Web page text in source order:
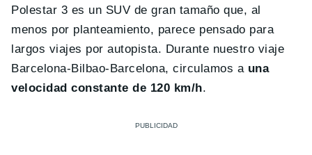
Polestar 3 es un SUV de gran tamaño que, al
menos por planteamiento, parece pensado para
largos viajes por autopista. Durante nuestro viaje
Barcelona-Bilbao-Barcelona, circulamos auna
velocidad constante de 120 km/h.